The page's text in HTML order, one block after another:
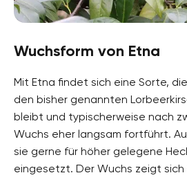
Wuchsform von Etna
Mit Etna findet sich eine Sorte,
den bisher genannten
bleibt und typischerweise nach
Wuchs eher langsam fortführt.
sie gerne für höher gelegene
eingesetzt. Der Wuchs zeigt